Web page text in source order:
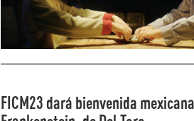
FICM23 dará bienvenida